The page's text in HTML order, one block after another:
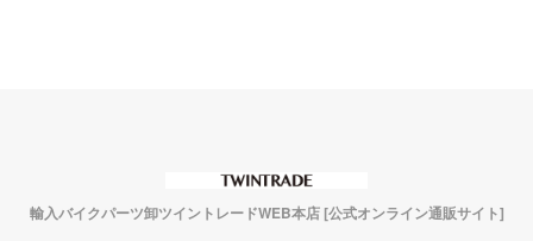
輸入バイクパーツ卸ツイントレードWEB本店 [公式オンライン通販サイト]